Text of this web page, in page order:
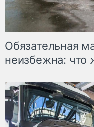
Обязательная
неизбежна: что